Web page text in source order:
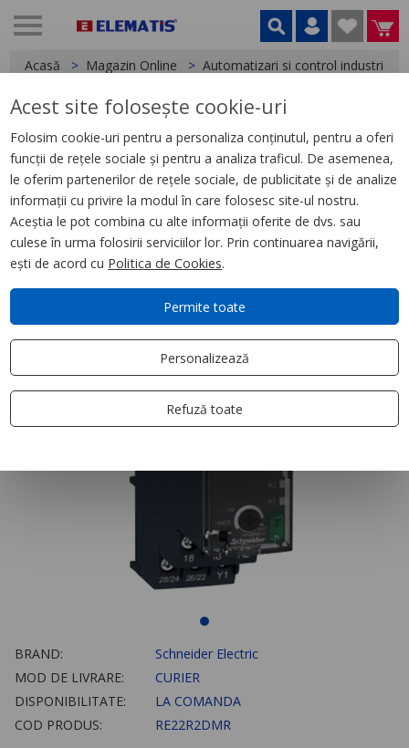
Acasă Magazin Online Automatizari si control industrial
< Relee
Releu de Timp, 0.05S300H,
24240V Ac/Dc, 2C/O
BRAND:
Schneider Electric
MOD DE LIVRARE:
CURIER
DISPONIBILITATE:
LA COMANDA
COD PRODUS:
RE22R2DMR
Acest site folosește cookie-uri
Folosim cookie-uri pentru a personaliza conținutul, pentru a oferi
funcții de rețele sociale și pentru a analiza traficul. De asemenea,
le oferim partenerilor de rețele sociale, de publicitate și de analize
informații cu privire la modul în care folosesc site-ul nostru.
Aceștia le pot combina cu alte informații oferite de dvs. sau
culese în urma folosirii serviciilor lor. Prin continuarea navigării,
ești de acord cu Politica de Cookies.
Permite toate
Personalizează
Refuză toate